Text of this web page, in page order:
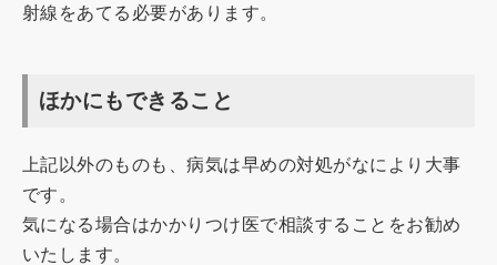
射線をあてる必要があります。
ほかにもできること
上記以外のものも、病気は早めの対処がなにより大事
です。
気になる場合はかかりつけ医で相談することをお勧め
いたします。